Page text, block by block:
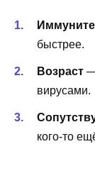
быстрее.
Возраст —
вирусами.
кого-то